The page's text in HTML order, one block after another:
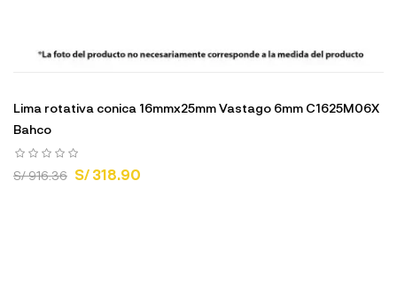
Lima rotativa conica 16mmx25mm Vastago 6mm C1625M06X
Bahco
S/ 916.36 S/ 318.90